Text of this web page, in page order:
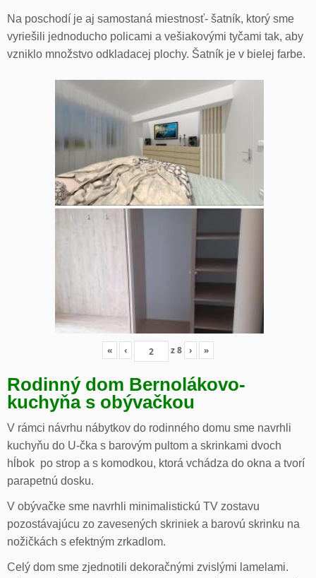
Na poschodí je aj samostaná miestnosť- šatník, ktorý sme
vyriešili jednoducho policami a vešiakovými tyčami tak, aby
vzniklo množstvo odkladacej plochy. Šatník je v bielej farbe.
« ‹ z8 › »
Rodinný dom Bernolákovo-
kuchyňa s obývačkou
V rámci návrhu nábytkov do rodinného domu sme navrhli
kuchyňu do U-čka s barovým pultom a skrinkami dvoch
hĺbok po strop a s komodkou, ktorá vchádza do okna a tvorí
parapetnú dosku.
V obývačke sme navrhli minimalistickú TV zostavu
pozostávajúcu zo zavesených skriniek a barovú skrinku na
nožičkách s efektným zrkadlom.
Celý dom sme zjednotili dekoračnými zvislými lamelami.